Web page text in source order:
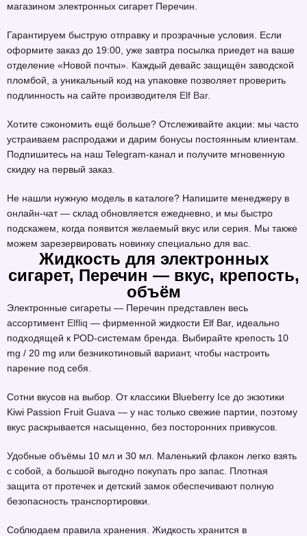
магазином электронных сигарет Перечин.
Гарантируем быструю отправку и прозрачные условия. Если
оформите заказ до 19:00, уже завтра посылка приедет на ваше
отделение «Новой почты». Каждый девайс защищён заводской
пломбой, а уникальный код на упаковке позволяет проверить
подлинность на сайте производителя Elf Bar.
Хотите сэкономить ещё больше? Отслеживайте акции: мы часто
устраиваем распродажи и дарим бонусы постоянным клиентам.
Подпишитесь на наш Telegram-канал и получите мгновенную
скидку на первый заказ.
Не нашли нужную модель в каталоге? Напишите менеджеру в
онлайн-чат — склад обновляется ежедневно, и мы быстро
подскажем, когда появится желаемый вкус или серия. Мы также
можем зарезервировать новинку специально для вас.
Жидкость для электронных
сигарет, Перечин — вкус, крепость,
объём
Электронные сигареты — Перечин представлен весь
ассортимент Elfliq — фирменной жидкости Elf Bar, идеально
подходящей к POD-системам бренда. Выбирайте крепость 10
mg / 20 mg или безникотиновый вариант, чтобы настроить
парение под себя.
Сотни вкусов на выбор. От классики Blueberry Ice до экзотики
Kiwi Passion Fruit Guava — у нас только свежие партии, поэтому
вкус раскрывается насыщенно, без посторонних привкусов.
Удобные объёмы 10 мл и 30 мл. Маленький флакон легко взять
с собой, а большой выгодно покупать про запас. Плотная
защита от протечек и детский замок обеспечивают полную
безопасность транспортировки.
Соблюдаем правила хранения. Жидкость хранится в